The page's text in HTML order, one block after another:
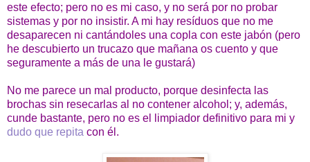
este efecto; pero no es mi caso, y no será por no probar
sistemas y por no insistir. A mi hay resíduos que no me
desaparecen ni cantándoles una copla con este jabón (pero
he descubierto un trucazo que mañana os cuento y que
seguramente a más de una le gustará)
No me parece un mal producto, porque desinfecta las
brochas sin resecarlas al no contener alcohol; y, además,
cunde bastante, pero no es el limpiador definitivo para mi y
dudo que repita con él.